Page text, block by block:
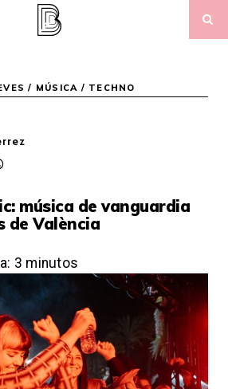
/ MÚSICA / TECHNO
t
s
p
p
música de vanguardia
de València
3 minutos